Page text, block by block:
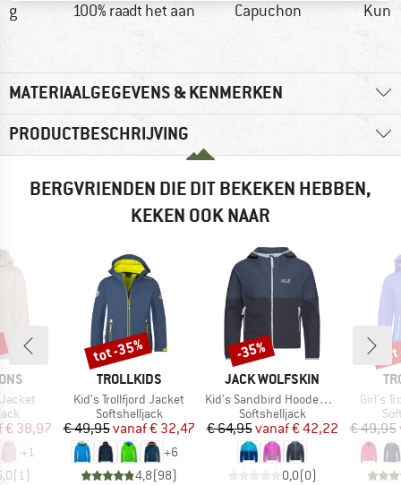
g 100% raadt het aan Capuchon
MATERIAALGEGEVENS & KENMERKEN
PRODUCTBESCHRIJVING
BERGVRIENDEN DIE DIT BEKEKEN HEBBEN,
KEKEN OOK NAAR
prijs
€ 38,97
+1
( 1)
MERK
TROLLKIDS
Artikel
Kid's Trollfjord Jacket
Productgroep
Softshelljack
Prijs
€ 49,95 Verlaagde prijs
vanaf€ 32,47
+6
4,8(98)
Korting
tot -35%
MERK
JACK WOLFSKIN
Artikel
Kid's Sandbird Hooded Jacket
Productgroep
Softshelljack
Prijs
€ 64,95 Verlaagde prijs
vanaf€ 42,22
0,0(0)
Korting
-35%
Artikel
Girl's
€ 49,95